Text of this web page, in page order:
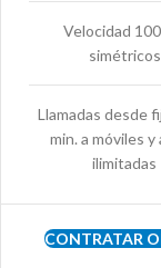
Velocidad
simétricos
Llamadas desde
min. a móviles y
ilimitadas
CONTRATAR